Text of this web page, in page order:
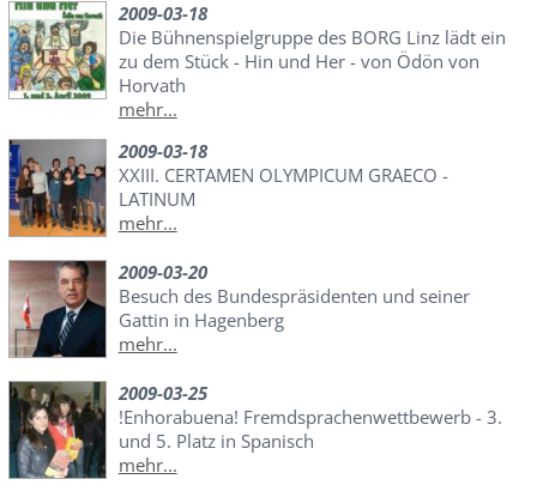
2009-03-18
Die Bühnenspielgruppe des BORG Linz lädt ein
zu dem Stück - Hin und Her - von Ödön von
Horvath
mehr...
2009-03-18
XXIII. CERTAMEN OLYMPICUM GRAECO -
LATINUM
mehr...
2009-03-20
Besuch des Bundespräsidenten und seiner
Gattin in Hagenberg
mehr...
2009-03-25
!Enhorabuena! Fremdsprachenwettbewerb - 3.
und 5. Platz in Spanisch
mehr...